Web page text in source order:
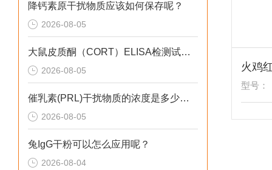
降钙素原干扰物质应该如何保存呢？
2026-08-05
大鼠皮质酮（CORT）ELISA检测试剂盒样品收集方法是什么呢？
2026-08-05
催乳素(PRL)干扰物质的浓度是多少呢？
2026-08-05
兔IgG干粉可以怎么应用呢？
2026-08-04
火鸡
型号：